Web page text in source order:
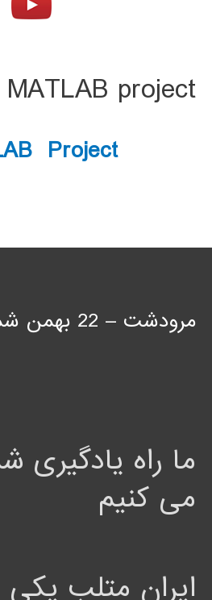
MATLAB project
Project
مرودشت – 22 بهمن شمالی
ما راه یادگیری
می کنیم
ایران متلب یکی